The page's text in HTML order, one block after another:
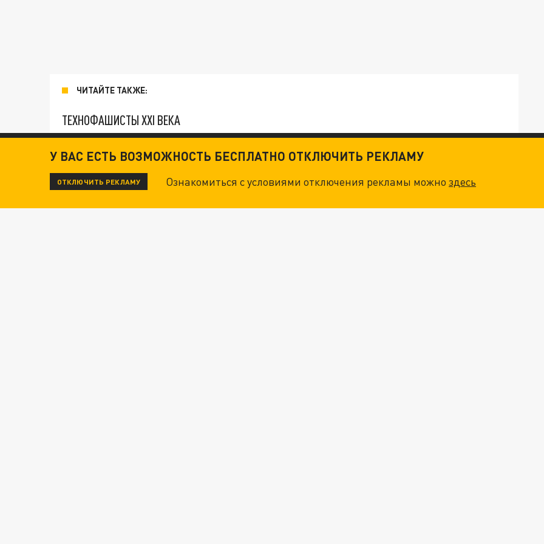
ЧИТАЙТЕ ТАКЖЕ:
ТЕХНОФАШИСТЫ XXI ВЕКА
ОПЛЕУХА МАСКУ. "ПОРА СНЯТЬ БЕЛЫЕ ПЕРЧАТКИ": КАК УНИЧТОЖИТЬ STARLINK
ДАНЯ С ДАШЕЙ СПАСЛИСЬ ОТ БОЕВИКОВ ВСУ. НО БЕДЫ ДЛЯ МАЛЫШЕЙ НЕ ЗАКОНЧИЛИСЬ
У ВАС ЕСТЬ ВОЗМОЖНОСТЬ БЕСПЛАТНО ОТКЛЮЧИТЬ РЕКЛАМУ
ОТКЛЮЧИТЬ РЕКЛАМУ Ознакомиться с условиями отключения рекламы можноздесь